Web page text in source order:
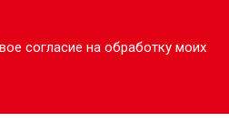
согласие на обработку моих